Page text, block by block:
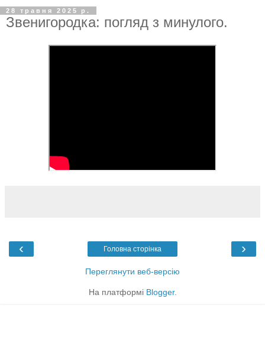
28 травня 2025 р.
Звенигородка: погляд з минулого.
‹ ›
Головна сторінка
Переглянути веб-версію
На платформі Blogger.